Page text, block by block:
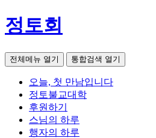
정토회
전체메뉴 열기 통합검색 열기
오늘, 첫 만남입니다
정토불교대학
후원하기
스님의 하루
행자의 하루